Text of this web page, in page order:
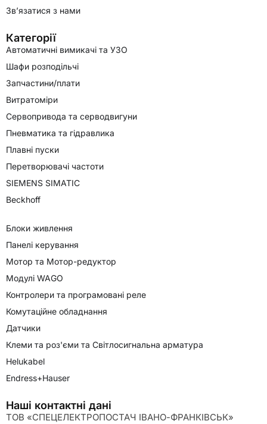
Зв’язатися з нами
Категорії
Автоматичні вимикачі та УЗО
Шафи розподільчі
Запчастини/плати
Витратоміри
Сервопривода та серводвигуни
Пневматика та гідравлика
Плавні пуски
Перетворювачі частоти
SIEMENS SIMATIC
Beckhoff
Блоки живлення
Панелі керування
Мотор та Мотор-редуктор
Модулі WAGO
Контролери та програмовані реле
Комутаційне обладнання
Датчики
Клеми та роз'єми та Світлосигнальна арматура
Helukabel
Endress+Hauser
Наші контактні дані
ТОВ «СПЕЦЕЛЕКТРОПОСТАЧ ІВАНО-ФРАНКІВСЬК»